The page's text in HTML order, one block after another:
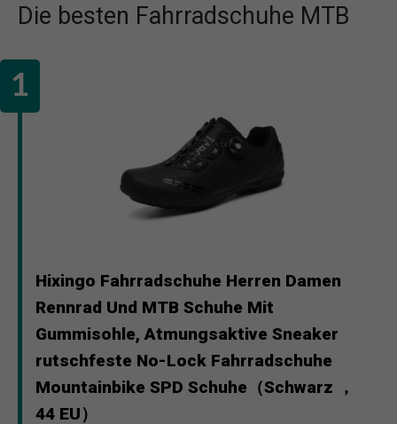
Die besten Fahrradschuhe MTB
Hixingo Fahrradschuhe Herren Damen
Rennrad Und MTB Schuhe Mit
Gummisohle, Atmungsaktive Sneaker
rutschfeste No-Lock Fahrradschuhe
Mountainbike SPD Schuhe（Schwarz ，
44 EU）